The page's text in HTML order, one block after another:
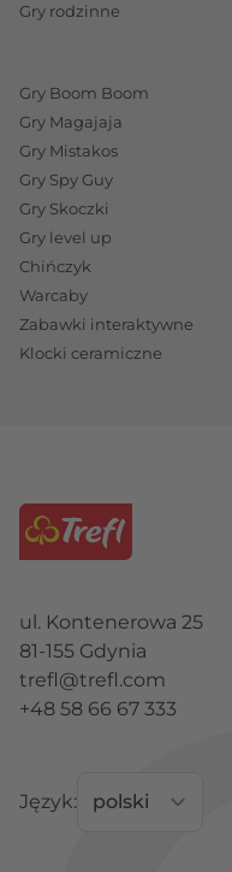
Gry rodzinne
Gry Boom Boom
Gry Magajaja
Gry Mistakos
Gry Spy Guy
Gry Skoczki
Gry level up
Chińczyk
Warcaby
Zabawki interaktywne
Klocki ceramiczne
ul. Kontenerowa 25
81-155 Gdynia
trefl@trefl.com
+48 58 66 67 333
Język: